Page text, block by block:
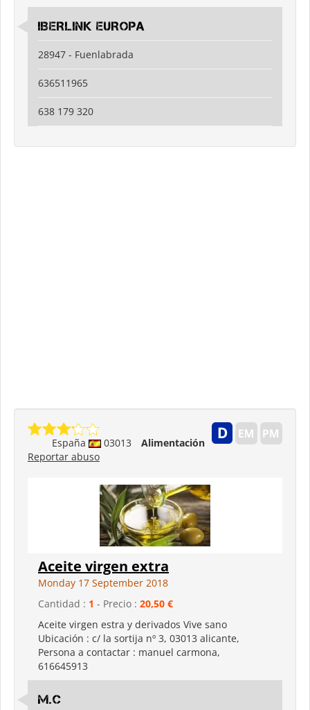
IBERLINK EUROPA
28947 - Fuenlabrada
636511965
638 179 320
España 03013
Alimentación
Reportar abuso
Aceite virgen extra
Monday 17 September 2018
Cantidad : 1 - Precio : 20,50 €
Aceite virgen estra y derivados Vive sano
Ubicación : c/ la sortija nº 3, 03013 alicante,
Persona a contactar : manuel carmona,
616645913
M.C